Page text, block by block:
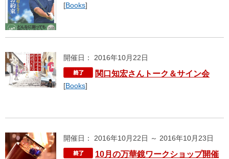
[Books]
開催日： 2016年10月22日
関口知宏さんトーク＆サイン会
[Books]
開催日： 2016年10月22日 ～ 2016年10月23日
10月の万華鏡ワークショップ開催